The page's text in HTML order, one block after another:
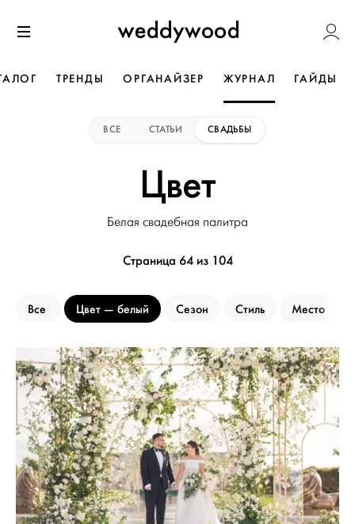
к содержанию
Weddywood
ТРЕНДЫ ОРГАНАЙЗЕР ЖУРНАЛ ГАЙДЫ
ВСЕ СТАТЬИ СВАДЬБЫ
Цвет
Белая свадебная палитра
Страница 64 из 104
Все Цвет белый Сезон Стиль Место